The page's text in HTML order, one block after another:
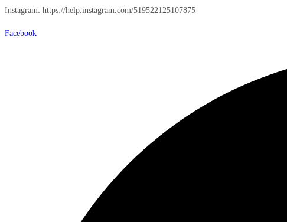
Instagram: https://help.instagram.com/519522125107875
Facebook